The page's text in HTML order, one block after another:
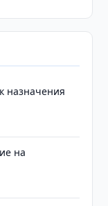
назначения
на